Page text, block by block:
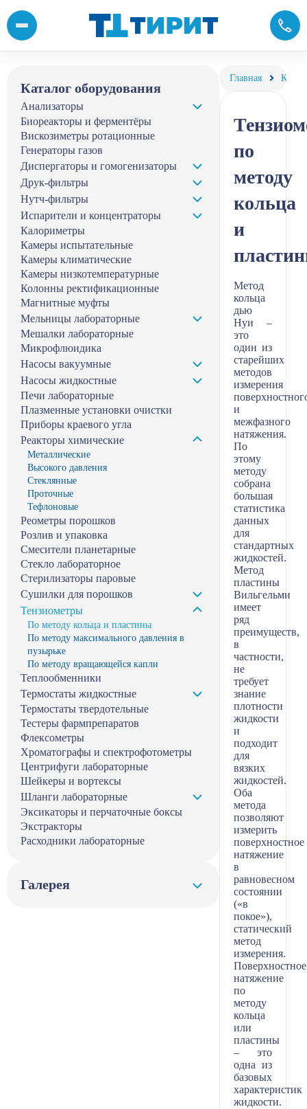
Каталог оборудования
Анализаторы
Биореакторы и ферментёры
Вискозиметры ротационные
Генераторы газов
Диспергаторы и гомогенизаторы
Друк-фильтры
Нутч-фильтры
Испарители и концентраторы
Калориметры
Камеры испытательные
Камеры климатические
Камеры низкотемпературные
Колонны ректификационные
Магнитные муфты
Мельницы лабораторные
Мешалки лабораторные
Микрофлюидика
Насосы вакуумные
Насосы жидкостные
Печи лабораторные
Плазменные установки очистки
Приборы краевого угла
Реакторы химические
Металлические
Высокого давления
Стеклянные
Проточные
Тефлоновые
Реометры порошков
Розлив и упаковка
Смесители планетарные
Стекло лабораторное
Стерилизаторы паровые
Сушилки для порошков
Тензиометры
По методу кольца и пластины
По методу максимального давления в
пузырьке
По методу вращающейся капли
Теплообменники
Термостаты жидкостные
Термостаты твердотельные
Тестеры фармпрепаратов
Флексометры
Хроматографы и спектрофотометры
Центрифуги лабораторные
Шейкеры и вортексы
Шланги лабораторные
Эксикаторы и перчаточные боксы
Экстракторы
Расходники лабораторные
Галерея
Главная
по
методу
кольца
и
Метод
кольца
дью
Нуи –
это
один из
старейших
методов
измерения
и
межфазного
натяжения.
По
этому
методу
собрана
большая
статистика
данных
для
стандартных
жидкостей.
Метод
пластины
Вильгельми
имеет
ряд
преимуществ,
в
частности,
не
требует
знание
плотности
жидкости
и
подходит
для
вязких
жидкостей.
Оба
метода
позволяют
измерить
поверхностное
натяжение
в
равновесном
состоянии
(«в
покое»),
статический
метод
измерения.
Поверхностное
натяжение
по
методу
кольца
или
пластины
– это
одна из
базовых
характеристик
жидкости.